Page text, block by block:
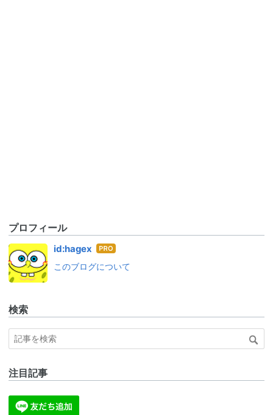
プロフィール
id:hagex はて
ログ
このブログについて
検索
注目記事